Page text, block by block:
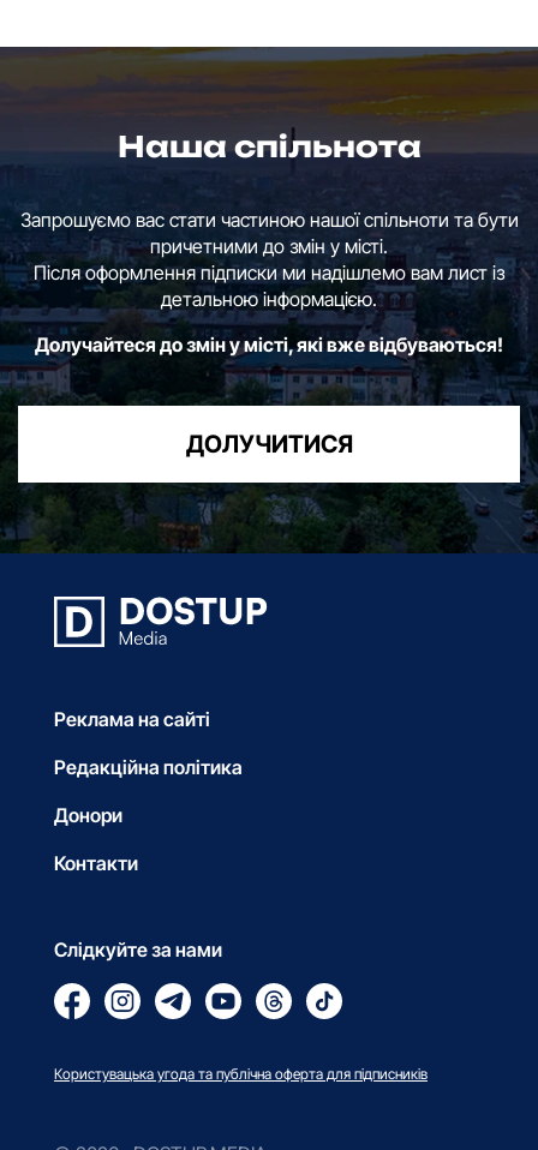
Наша спільнота
Запрошуємо вас стати частиною нашої спільноти та бути
причетними до змін у місті.
Після оформлення підписки ми надішлемо вам лист із
детальною інформацією.
Долучайтеся до змін у місті, які вже відбуваються!
ДОЛУЧИТИСЯ
Реклама на сайті
Редакційна політика
Донори
Контакти
Слідкуйте за нами
Користувацька угода та публічна оферта для підписників